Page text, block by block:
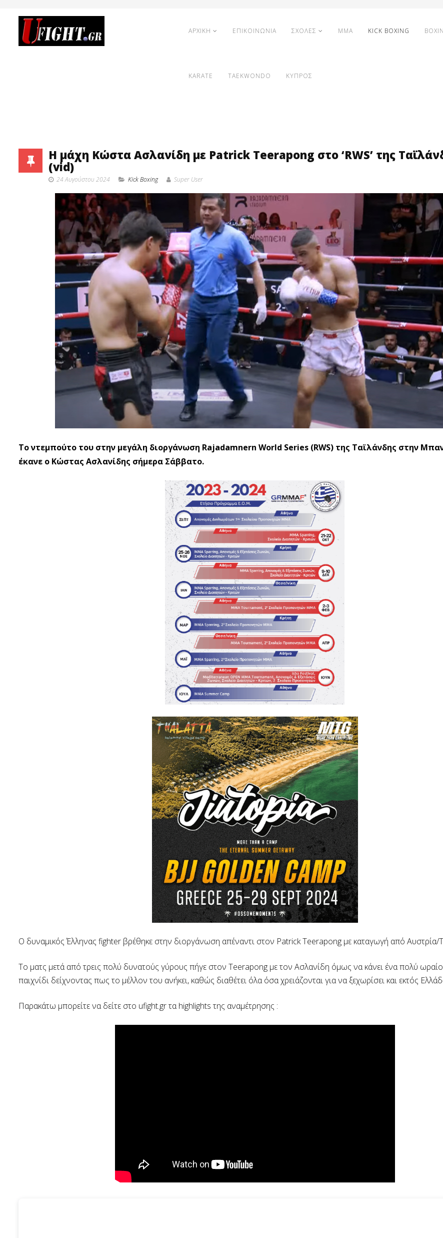
ΑΡΧΙΚΗ ΕΠΙΚΟΙΝΩΝΙΑ ΣΧΟΛΕΣ MMA KICK BOXING
KARATE TAEKWONDO ΚΥΠΡΟΣ
Η μάχη Κώστα Ασλανίδη με Patrick Teerapong στο ‘RWS’ της
(vid)
24 Αυγούστου 2024 Κick Boxing Super User
Το ντεμπούτο του στην μεγάλη διοργάνωση Rajadamnern World Series (RWS) της Ταϊλάνδης στην
έκανε ο Κώστας Ασλανίδης σήμερα Σάββατο.
Ο δυναμικός Έλληνας fighter βρέθηκε στην διοργάνωση απέναντι στον Patrick Teerapong με καταγωγή από Αυστρία/
Το ματς μετά από τρεις πολύ δυνατούς γύρους πήγε στον Teerapong με τον Ασλανίδη όμως να κάνει ένα πολύ
παιχνίδι δείχνοντας πως το μέλλον του ανήκει, καθώς διαθέτει όλα όσα χρειάζονται για να ξεχωρίσει και εκτός
Παρακάτω μπορείτε να δείτε στο ufight.gr τα highlights της αναμέτρησης :